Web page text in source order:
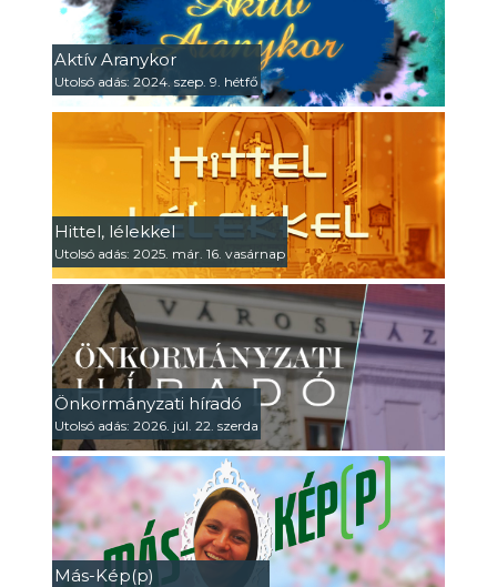
Aktív Aranykor
Utolsó adás: 2024. szep. 9. hétfő
Hittel, lélekkel
Utolsó adás: 2025. már. 16. vasárnap
Önkormányzati híradó
Utolsó adás: 2026. júl. 22. szerda
Más-Kép(p)